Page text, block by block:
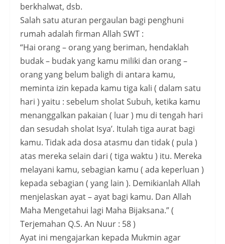
berkhalwat, dsb.
Salah satu aturan pergaulan bagi penghuni
rumah adalah firman Allah SWT :
“Hai orang – orang yang beriman, hendaklah
budak – budak yang kamu miliki dan orang –
orang yang belum baligh di antara kamu,
meminta izin kepada kamu tiga kali ( dalam satu
hari ) yaitu : sebelum sholat Subuh, ketika kamu
menanggalkan pakaian ( luar ) mu di tengah hari
dan sesudah sholat Isya’. Itulah tiga aurat bagi
kamu. Tidak ada dosa atasmu dan tidak ( pula )
atas mereka selain dari ( tiga waktu ) itu. Mereka
melayani kamu, sebagian kamu ( ada keperluan )
kepada sebagian ( yang lain ). Demikianlah Allah
menjelaskan ayat – ayat bagi kamu. Dan Allah
Maha Mengetahui lagi Maha Bijaksana.” (
Terjemahan Q.S. An Nuur : 58 )
Ayat ini mengajarkan kepada Mukmin agar